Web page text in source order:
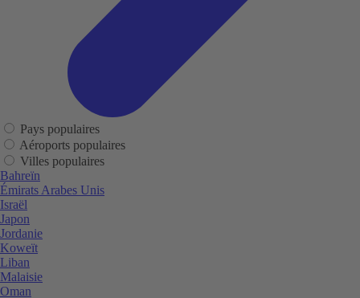
Pays populaires
Aéroports populaires
Villes populaires
Bahreïn
Émirats Arabes Unis
Israël
Japon
Jordanie
Koweït
Liban
Malaisie
Oman